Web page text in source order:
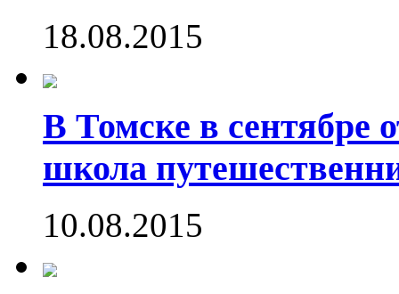
18.08.2015
В Томске в сентябре
школа
10.08.2015